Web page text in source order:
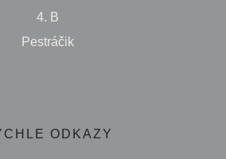
4. B
Pestráčik
ODKAZY